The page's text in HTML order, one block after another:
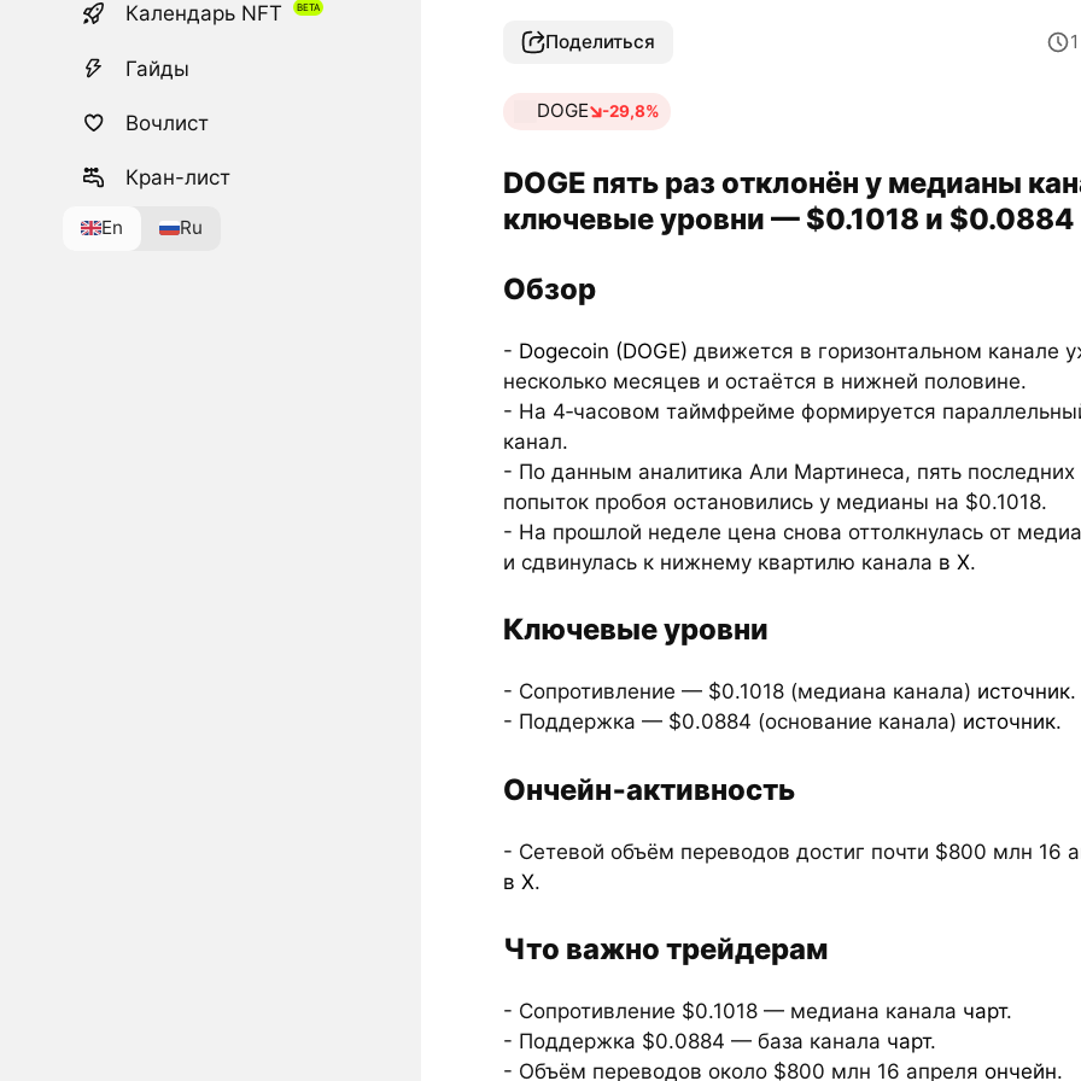
Календарь NFT
Гайды
Вочлист
Кран-лист
En Ru
Поделиться 1
DOGE -29,8%
DOGE пять раз отклонён у медианы
ключевые уровни — $0.1018 и $0.0884
Обзор
- Dogecoin (DOGE) движется в горизонтальном канале
несколько месяцев и остаётся в нижней половине.
- На 4‑часовом таймфрейме формируется
канал.
- По данным аналитика Али Мартинеса, пять последних
попыток пробоя остановились у медианы на $0.1018.
- На прошлой неделе цена снова оттолкнулась от
и сдвинулась к нижнему квартилю канала в X.
Ключевые уровни
- Сопротивление — $0.1018 (медиана канала) источник.
- Поддержка — $0.0884 (основание канала) источник.
Ончейн‑активность
- Сетевой объём переводов достиг почти $800 млн 16
в X.
Что важно трейдерам
- Сопротивление $0.1018 — медиана канала чарт.
- Поддержка $0.0884 — база канала чарт.
- Объём переводов около $800 млн 16 апреля ончейн.